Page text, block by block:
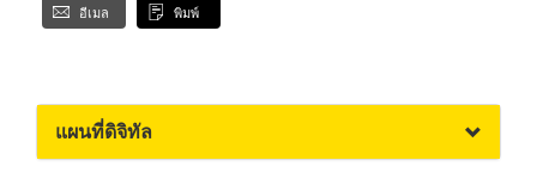
อีเมล พิมพ์
แผนที่ดิจิทัล